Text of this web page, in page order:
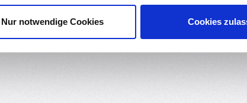
Nur notwendige Cookies Cookies